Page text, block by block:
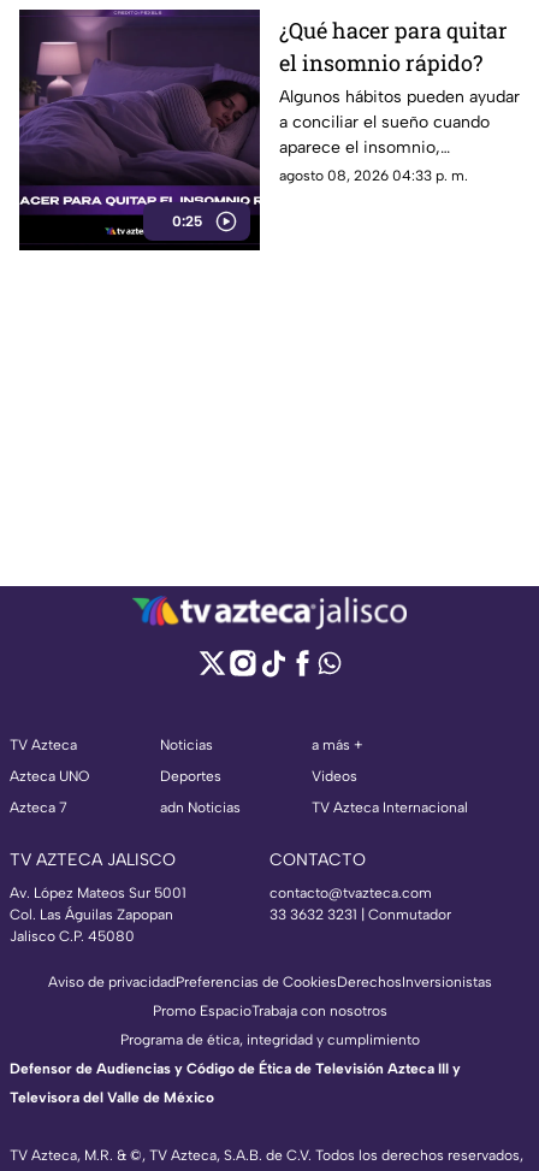
0:25
¿Qué hacer para quitar
el insomnio rápido?
Algunos hábitos pueden ayudar
a conciliar el sueño cuando
aparece el insomnio,
especialmente reducir la
agosto 08, 2026 04:33 p. m.
TV Azteca
Azteca UNO
Azteca 7
Noticias
Deportes
adn Noticias
a más +
Videos
TV Azteca Internacional
TV AZTECA JALISCO
Av. López Mateos Sur 5001
Col. Las Águilas Zapopan
Jalisco C.P. 45080
CONTACTO
contacto@tvazteca.com
33 3632 3231 | Conmutador
TV Azteca, M.R. & ©, TV Azteca, S.A.B. de C.V. Todos los derechos reservados,
Aviso de privacidadPreferencias de CookiesDerechosInversionistas
Promo EspacioTrabaja con nosotros
Programa de ética, integridad y cumplimiento
Defensor de Audiencias y Código de Ética de Televisión Azteca III y
Televisora del Valle de México